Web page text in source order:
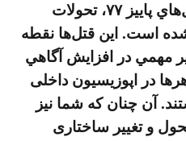
ميتوان گفت كه بعد از قتل‌هاي پاييز ۷۷، تحولات
شده است. اين قتل‌ها نقطه
مهمي در افزايش آگاهي
در اپوزيسيون داخلی
آن چنان كه شما نيز
و تغيير ساختاری